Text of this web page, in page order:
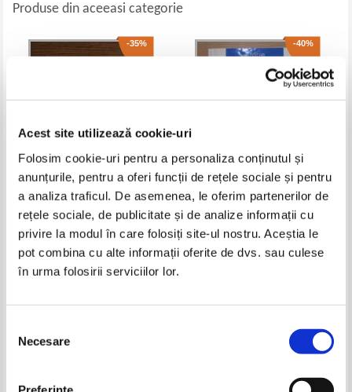
Acest site utilizează cookie-uri
Folosim cookie-uri pentru a personaliza conținutul și
anunțurile, pentru a oferi funcții de rețele sociale și pentru
a analiza traficul. De asemenea, le oferim partenerilor de
rețele sociale, de publicitate și de analize informații cu
privire la modul în care folosiți site-ul nostru. Aceștia le
pot combina cu alte informații oferite de dvs. sau culese
în urma folosirii serviciilor lor.
consimțământului
Necesare
Produse din aceeasi categorie
-35%
William Faulkner - Copacul
dorintelor (editie bilingva)
Pret:37,00Lei 24,05 Lei
Adaugă în coș
-40%
Anneli Ute Gabanyi - The
Pret:28,00Lei 16,80 Lei
Adaugă în coș
-40% -60%